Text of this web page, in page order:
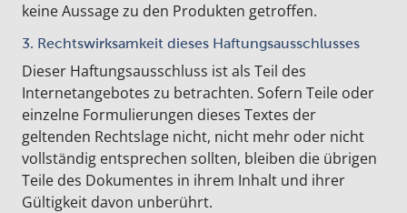
keine Aussage zu den Produkten getroffen.
3. Rechtswirksamkeit dieses Haftungsausschlusses
Dieser Haftungsausschluss ist als Teil des
Internetangebotes zu betrachten. Sofern Teile oder
einzelne Formulierungen dieses Textes der
geltenden Rechtslage nicht, nicht mehr oder nicht
vollständig entsprechen sollten, bleiben die übrigen
Teile des Dokumentes in ihrem Inhalt und ihrer
Gültigkeit davon unberührt.